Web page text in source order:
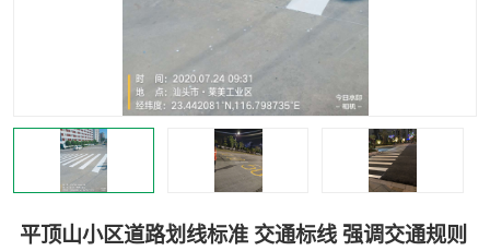
平顶山小区道路划线标准 交通标线 强调交通规则